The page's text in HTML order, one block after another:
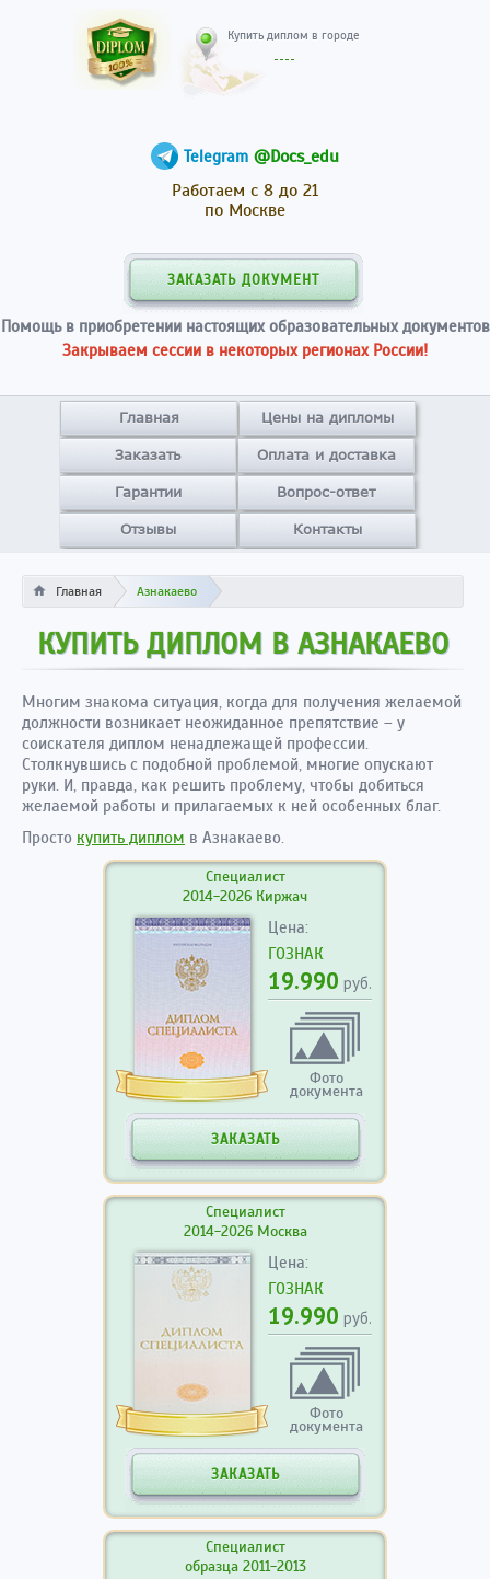
Telegram @Docs_edu
Работаем с 8 до 21
по Москве
ЗАКАЗАТЬ ДОКУМЕНТ
Помощь в приобретении настоящих образовательных документов
Закрываем сессии в некоторых регионах России!
Главная Цены на дипломы
Заказать Оплата и доставка
Гарантии Вопрос-ответ
Отзывы Контакты
Главная Азнакаево
КУПИТЬ ДИПЛОМ В АЗНАКАЕВО
Многим знакома ситуация, когда для получения желаемой
должности возникает неожиданное препятствие – у
соискателя диплом ненадлежащей профессии.
Столкнувшись с подобной проблемой, многие опускают
руки. И, правда, как решить проблему, чтобы добиться
желаемой работы и прилагаемых к ней особенных благ.
Просто купить диплом в Азнакаево.
Специалист
2014-2026 Киржач
Цена:
ГОЗНАК
19.990 руб.
Фото
документа
ЗАКАЗАТЬ
Специалист
2014-2026 Москва
Цена:
ГОЗНАК
19.990 руб.
Фото
документа
ЗАКАЗАТЬ
Специалист
образца 2011-2013